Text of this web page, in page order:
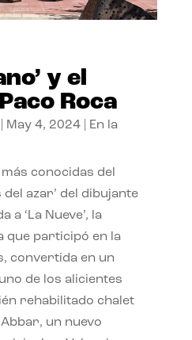
y el
Roca
May 4, 2024| En la
conocidas del
azar’ del dibujante
a ‘La Nueve’, la
que participó en la
convertida en un
de los alicientes
rehabilitado chalet
un nuevo